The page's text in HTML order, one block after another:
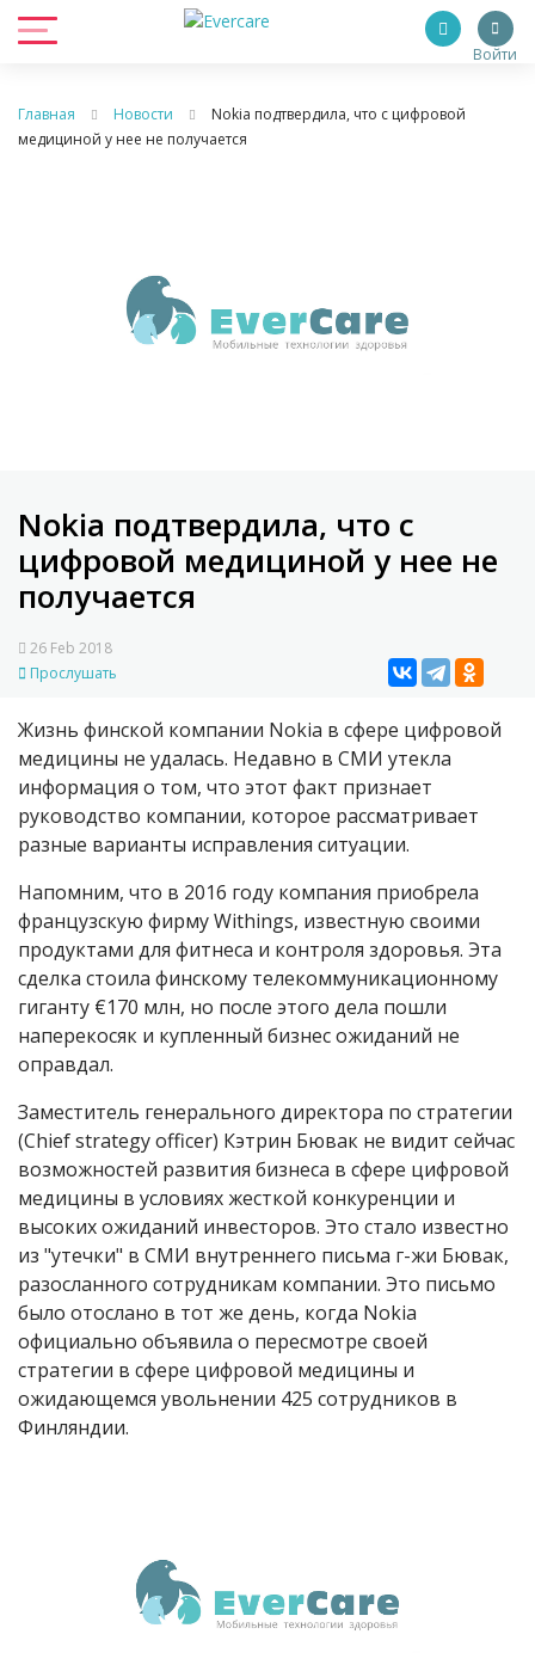
Войти
Главная Новости
Nokia подтвердила, что с цифровой
медициной у нее не получается
Nokia подтвердила, что с
цифровой медициной у нее не
получается
26 Feb 2018
Прослушать
Жизнь финской компании Nokia в сфере цифровой
медицины не удалась. Недавно в СМИ утекла
информация о том, что этот факт признает
руководство компании, которое рассматривает
разные варианты исправления ситуации.
Напомним, что в 2016 году компания приобрела
французскую фирму Withings, известную своими
продуктами для фитнеса и контроля здоровья. Эта
сделка стоила финскому телекоммуникационному
гиганту €170 млн, но после этого дела пошли
наперекосяк и купленный бизнес ожиданий не
оправдал.
Заместитель генерального директора по стратегии
(Chief strategy officer) Кэтрин Бювак не видит сейчас
возможностей развития бизнеса в сфере цифровой
медицины в условиях жесткой конкуренции и
высоких ожиданий инвесторов. Это стало известно
из "утечки" в СМИ внутреннего письма г-жи Бювак,
разосланного сотрудникам компании. Это письмо
было отослано в тот же день, когда Nokia
официально объявила о пересмотре своей
стратегии в сфере цифровой медицины и
ожидающемся увольнении 425 сотрудников в
Финляндии.